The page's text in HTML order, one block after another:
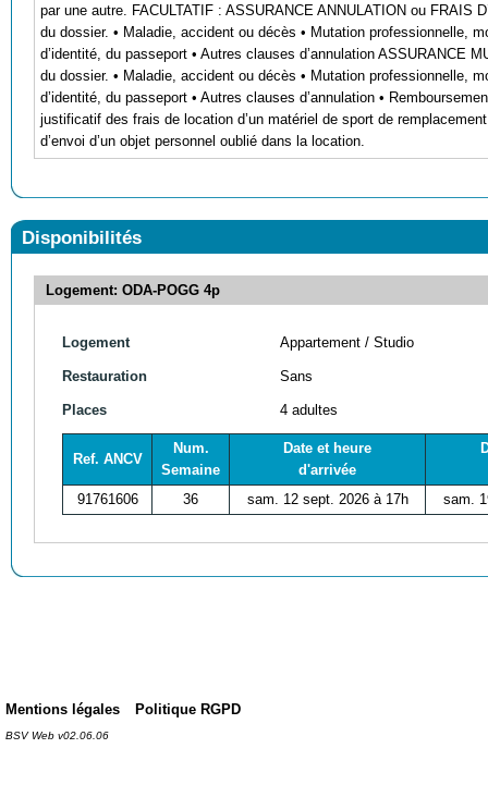
par une autre. FACULTATIF : ASSURANCE ANNULATION ou
du dossier. • Maladie, accident ou décès • Mutation professionnelle,
d’identité, du passeport • Autres clauses d’annulation
du dossier. • Maladie, accident ou décès • Mutation professionnelle,
d’identité, du passeport • Autres clauses d’annulation •
justificatif des frais de location d’un matériel de sport de
d’envoi d’un objet personnel oublié dans la location.
Disponibilités
Logement: ODA-POGG 4p
Logement Appartement / Studio
Restauration Sans
Places 4 adultes
Ref. ANCV
Num.
Semaine
Date et heure
d'arrivée
91761606 36 sam. 12 sept. 2026 à 17h sam.
Mentions légales Politique RGPD
BSV Web v02.06.06